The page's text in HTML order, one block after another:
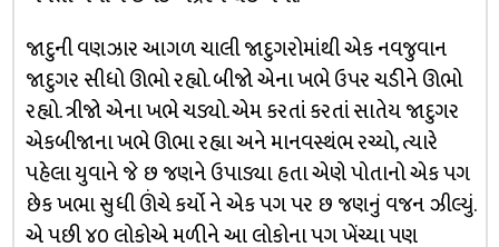
જાદુની વણઝાર આગળ ચાલી જાદુગરોમાંથી એક નવજુવાન
જાદુગર સીધો ઊભો રહ્યો. બીજો એના ખભે ઉપર ચડીને ઊભો
રહ્યો. ત્રીજો એના ખભે ચડ્યો. એમ કરતાં કરતાં સાતેય જાદુગર
એકબીજાના ખભે ઊભા રહ્યા અને માનવસ્થંભ રચ્યો, ત્યારે
પહેલા યુવાને જે છ જણને ઉપાડ્યા હતા એણે પોતાનો એક પગ
છેક ખભા સુધી ઊંચે કર્યો ને એક પગ પર છ જણનું વજન ઝીલ્યું.
એ પછી ૪૦ લોકોએ મળીને આ લોકોના પગ ખેંચ્યા પણ